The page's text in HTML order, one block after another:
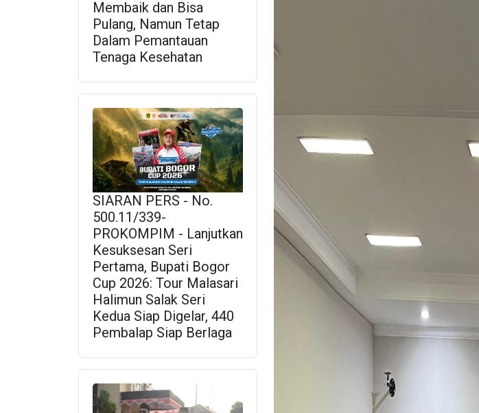
Membaik dan Bisa
Pulang, Namun Tetap
Dalam Pemantauan
Tenaga Kesehatan
SIARAN PERS - No.
500.11/339-
PROKOMPIM - Lanjutkan
Kesuksesan Seri
Pertama, Bupati Bogor
Cup 2026: Tour Malasari
Halimun Salak Seri
Kedua Siap Digelar, 440
Pembalap Siap Berlaga